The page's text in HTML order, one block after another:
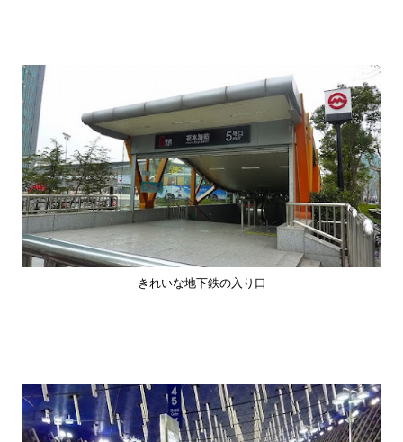
きれいな地下鉄の入り口